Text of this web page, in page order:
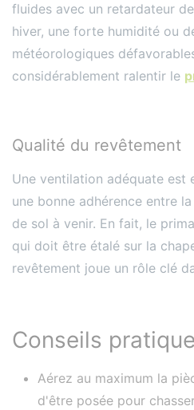
fluides avec un retardateur
hiver, une forte humidité ou
météorologiques
considérablement ralentir le
Qualité du revêtement
Une ventilation adéquate est
une bonne adhérence entre
de sol à venir. En fait, le
qui doit être étalé sur la
revêtement joue un rôle clé
Conseils
Aérez au maximum la
d'être posée pour